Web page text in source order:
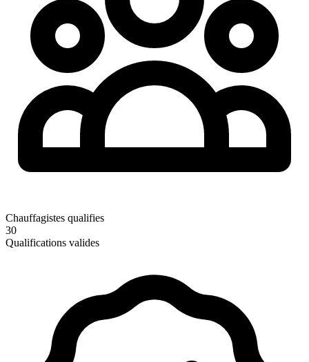
Chauffagistes qualifies
30
Qualifications valides